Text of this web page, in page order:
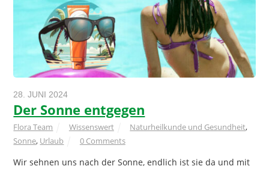
28. JUNI 2024
Der Sonne entgegen
Flora Team Wissenswert Naturheilkunde und Gesundheit,
Sonne, Urlaub 0 Comments
Wir sehnen uns nach der Sonne, endlich ist sie da und mit